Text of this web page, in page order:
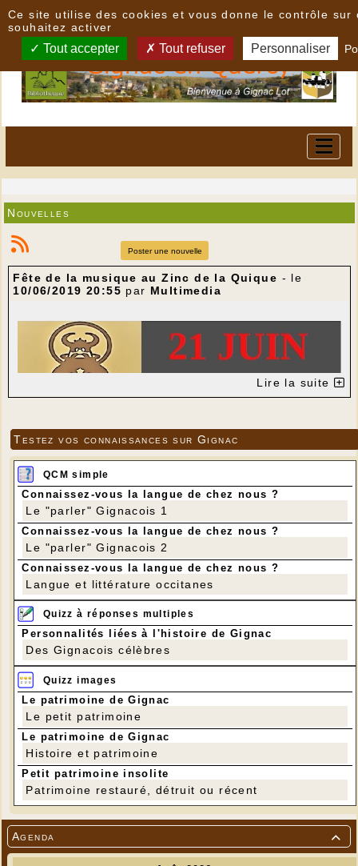

Agenda
Nouvelles
Poster une nouvelle
Fête de la musique au Zinc de la Quique - le
10/06/2019 20:55 par Multimedia
---
Lire la suite
Testez vos connaissances sur Gignac
QCM simple
Connaissez-vous la langue de chez nous ?
Le "parler" Gignacois 1
Connaissez-vous la langue de chez nous ?
Le "parler" Gignacois 2
Connaissez-vous la langue de chez nous ?
Langue et littérature occitanes
Quizz à réponses multiples
Personnalités liées à l'histoire de Gignac
Des Gignacois célèbres
Quizz images
Le patrimoine de Gignac
Le petit patrimoine
Le patrimoine de Gignac
Histoire et patrimoine
Petit patrimoine insolite
Patrimoine restauré, détruit ou récent
Ce site utilise des cookies et vous donne le contrôle sur
souhaitez activer
Tout accepter Tout refuser Personnaliser